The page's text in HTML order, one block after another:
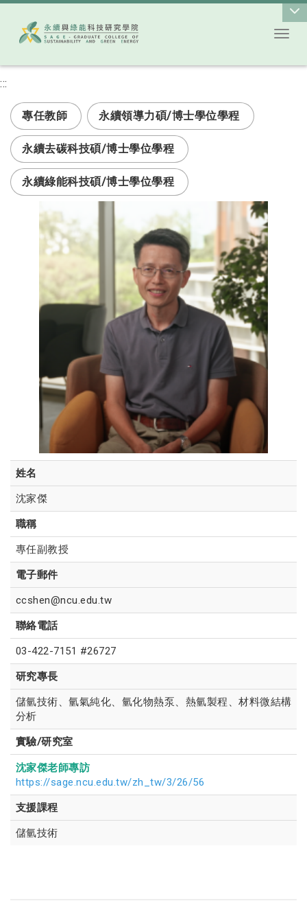
跳到主要內容
:::
次選單
專任教師 永續領導力碩/博士學位學程
永續去碳科技碩/博士學位學程
永續綠能科技碩/博士學位學程
姓名
沈家傑
職稱
專任副教授
電子郵件
ccshen@ncu.edu.tw
聯絡電話
03-422-7151 #26727
研究專長
儲氫技術、氫氣純化、氫化物熱泵、熱氫製程、材料微結構
分析
實驗/研究室
沈家傑老師專訪
https://sage.ncu.edu.tw/zh_tw/3/26/56
支援課程
儲氫技術